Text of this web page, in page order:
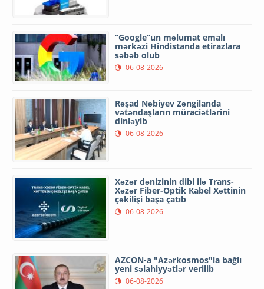
“Google”un məlumat emalı
mərkəzi Hindistanda etirazlara
səbəb olub
06-08-2026
Rəşad Nəbiyev Zəngilanda
vətəndaşların müraciətlərini
dinləyib
06-08-2026
Xəzər dənizinin dibi ilə Trans-
Xəzər Fiber-Optik Kabel Xəttinin
çəkilişi başa çatıb
06-08-2026
AZCON-a "Azərkosmos"la bağlı
yeni səlahiyyətlər verilib
06-08-2026